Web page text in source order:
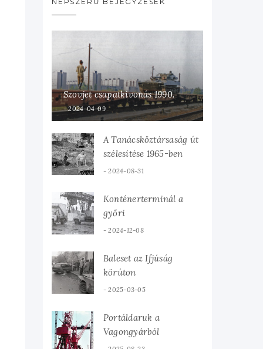
Szovjet csapatkivonás 1990.
2024-04-09
A Tanácsköztársaság út
szélesítése 1965-ben
2024-08-31
Konténerterminál a
győri
teherpályaudvaron
2024-12-08
Baleset az Ifjúság
körúton
2025-03-05
Portáldaruk a
Vagongyárból